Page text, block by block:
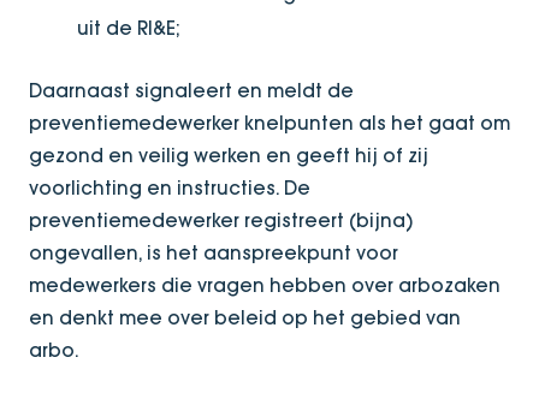
uit de RI&E;
Daarnaast signaleert en meldt de
preventiemedewerker knelpunten als het gaat om
gezond en veilig werken en geeft hij of zij
voorlichting en instructies. De
preventiemedewerker registreert (bijna)
ongevallen, is het aanspreekpunt voor
medewerkers die vragen hebben over arbozaken
en denkt mee over beleid op het gebied van
arbo.